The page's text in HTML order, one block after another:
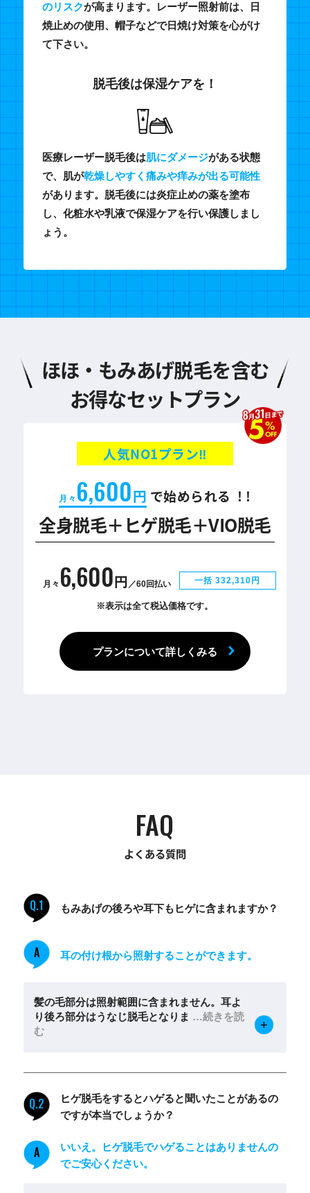
のリスクが高まります。レーザー照射前は、日
焼止めの使用、帽子などで日焼け対策を心がけ
て下さい。
脱毛後は保湿ケアを！
医療レーザー脱毛後は肌にダメージがある状態
で、肌が乾燥しやすく痛みや痒みが出る可能性
があります。脱毛後には炎症止めの薬を塗布
し、化粧水や乳液で保湿ケアを行い保護しまし
ょう。
ほほ・もみあげ脱毛を含む
お得なセットプラン
人気NO1プラン‼
月々 6,600円 で始められる ! !
全身脱毛＋ヒゲ脱毛＋VIO脱毛
月々 6,600円 ／60回払い 一括 332,310円
※表示は全て税込価格です。
プランについて詳しくみる
FAQ
よくある質問
Q.1 もみあげの後ろや耳下もヒゲに含まれますか？
A 耳の付け根から照射することができます。
髪の毛部分は照射範囲に含まれません。耳よ
り後ろ部分はうなじ脱毛となりま …続きを読
む
Q.2
ヒゲ脱毛をするとハゲると聞いたことがあるの
ですが本当でしょうか？
A
いいえ。ヒゲ脱毛でハゲることはありませんの
でご安心ください。